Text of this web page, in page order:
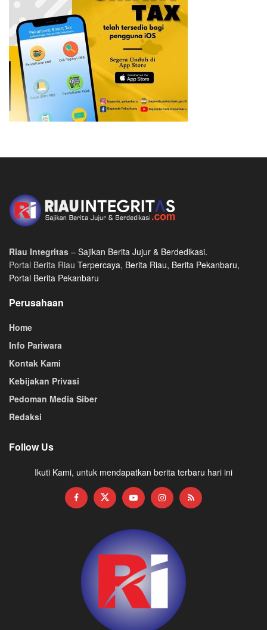
Riau Integritas – Sajikan Berita Jujur & Berdedikasi.
Portal Berita Riau Terpercaya, Berita Riau, Berita Pekanbaru,
Portal Berita Pekanbaru
Perusahaan
Home
Info Pariwara
Kontak Kami
Kebijakan Privasi
Pedoman Media Siber
Redaksi
Follow Us
Ikuti Kami, untuk mendapatkan berita terbaru hari ini